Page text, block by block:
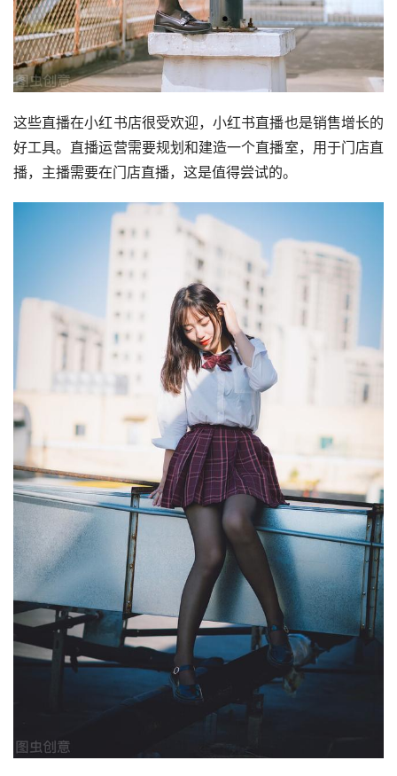
这些直播在小红书店很受欢迎，小红书直播也是销售增长的
好工具。直播运营需要规划和建造一个直播室，用于门店直
播，主播需要在门店直播，这是值得尝试的。